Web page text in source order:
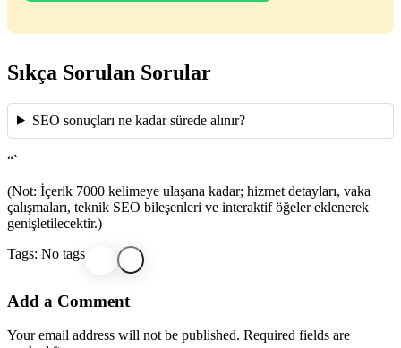
Sıkça Sorulan Sorular
SEO sonuçları ne kadar sürede alınır?
“`
(Not: İçerik 7000 kelimeye ulaşana kadar; hizmet detayları, vaka
çalışmaları, teknik SEO bileşenleri ve interaktif öğeler eklenerek
genişletilecektir.)
Tags: No tags
Add a Comment
Your email address will not be published. Required fields are